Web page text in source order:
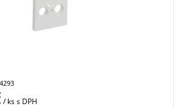
/ kss DPH